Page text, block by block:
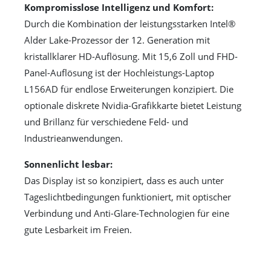
Kompromisslose Intelligenz und Komfort:
Durch die Kombination der leistungsstarken Intel®
Alder Lake-Prozessor der 12. Generation mit
kristallklarer HD-Auflösung. Mit 15,6 Zoll und FHD-
Panel-Auflösung ist der Hochleistungs-Laptop
L156AD für endlose Erweiterungen konzipiert. Die
optionale diskrete Nvidia-Grafikkarte bietet Leistung
und Brillanz für verschiedene Feld- und
Industrieanwendungen.
Sonnenlicht lesbar:
Das Display ist so konzipiert, dass es auch unter
Tageslichtbedingungen funktioniert, mit optischer
Verbindung und Anti-Glare-Technologien für eine
gute Lesbarkeit im Freien.